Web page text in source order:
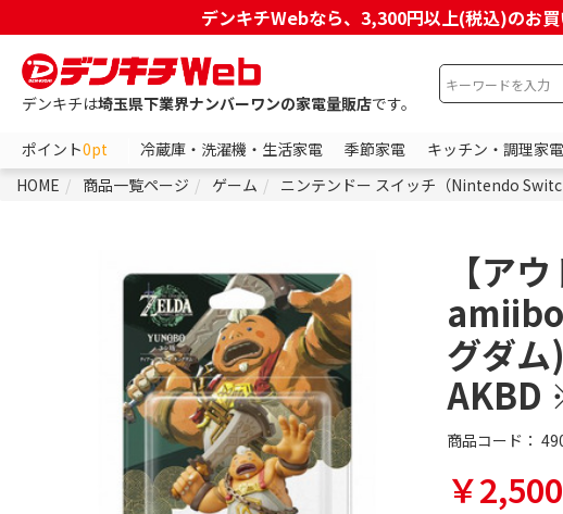
デンキチWebなら、3,300円以上(税込)のお
デンキチは埼玉県下業界ナンバーワンの家電量販店です。
ポイント0pt 冷蔵庫・洗濯機・生活家電 季節家電 キッチン・調理家電
HOME
商品一覧ページ ゲーム ニンテンドー スイッチ（Nintendo
【ア
amiibo
グダ
AKBD
商品コード：
￥2,500